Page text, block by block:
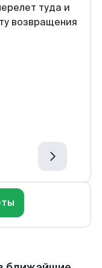
туда и
возвращения